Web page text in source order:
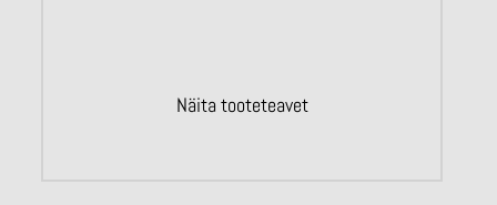
Näita tooteteavet